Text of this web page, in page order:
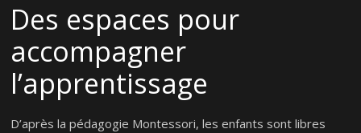
Des espaces pour
accompagner
l’apprentissage
D’après la pédagogie Montessori, les enfants sont libres